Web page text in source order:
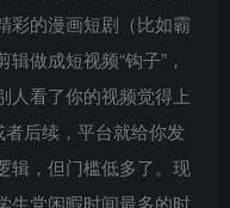
彩的漫画短剧（比如霸
做成短视频“钩子”，
人看了你的视频觉得上
者后续，平台就给你发
辑，但门槛低多了。现
生党闲暇时间最多的时